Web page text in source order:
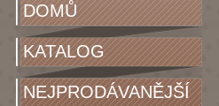
DOMŮ
KATALOG
NEJPRODÁVANĚJŠÍ